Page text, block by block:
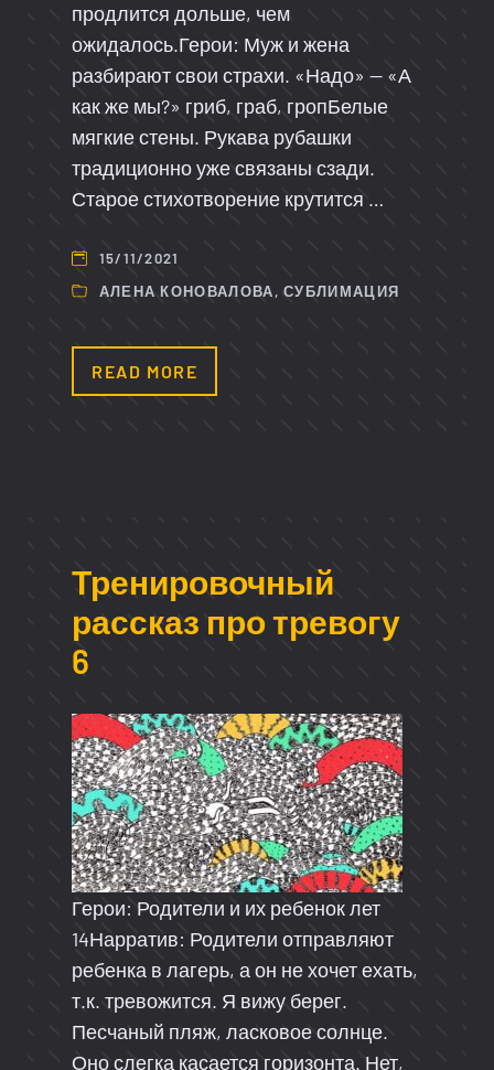
продлится дольше, чем
ожидалось.Герои: Муж и жена
разбирают свои страхи. «Надо» — «А
как же мы?» гриб, граб, гропБелые
мягкие стены. Рукава рубашки
традиционно уже связаны сзади.
Старое стихотворение крутится …
15/11/2021
АЛЕНА КОНОВАЛОВА,СУБЛИМАЦИЯ
READ MORE
Тренировочный
рассказ про тревогу
6
Герои: Родители и их ребенок лет
14Нарратив: Родители отправляют
ребенка в лагерь, а он не хочет ехать,
т.к. тревожится. Я вижу берег.
Песчаный пляж, ласковое солнце.
Оно слегка касается горизонта. Нет,